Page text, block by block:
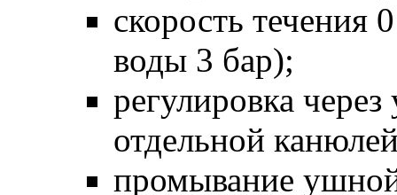
скорость течения
воды 3 бар);
регулировка
отдельной
промывание